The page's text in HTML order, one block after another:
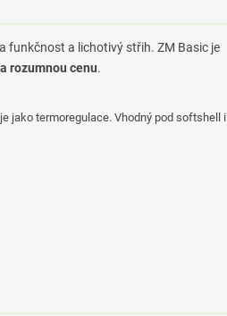
funkčnost a lichotivý střih. ZM Basic je
rozumnou cenu.
jako termoregulace. Vhodný pod softshell i